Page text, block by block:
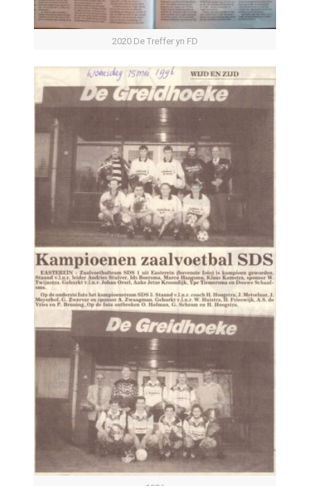
2020 De Treffer yn FD